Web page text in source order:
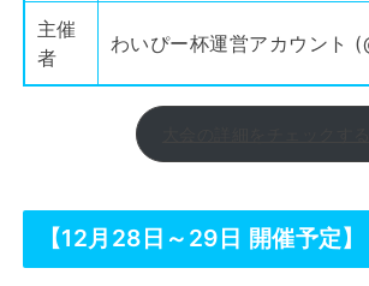
主催
者
わいぴー杯運営アカウント (
【12月28日～29日 開催予定】